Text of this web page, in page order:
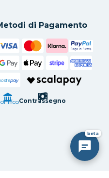
di Pagamento
pay
Contrassegno
beta